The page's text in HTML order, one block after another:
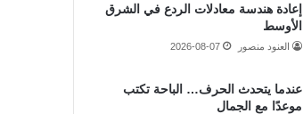
إعادة هندسة معادلات الردع في الشرق
الأوسط
العنود منصور 2026-08-07
عندما يتحدث الحرف… الباحة تكتب
موعدًا مع الجمال